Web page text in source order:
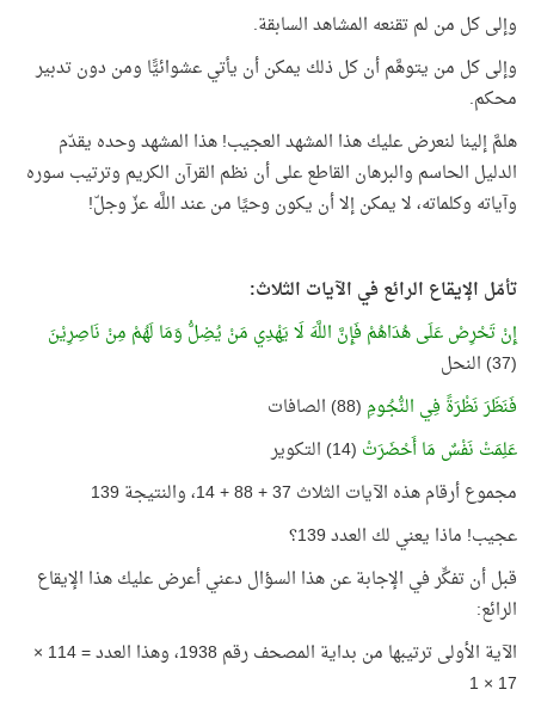
وإلى كل من لم تقنعه المشاهد السابقة.
وإلى كل من يتوهَّم أن كل ذلك يمكن أن يأتي عشوائيًّا ومن دون تدبير
محكم.
هلمَّ إلينا لنعرض عليك هذا المشهد العجيب! هذا المشهد وحده يقدّم
الدليل الحاسم والبرهان القاطع على أن نظم القرآن الكريم وترتيب سوره
وآياته وكلماته، لا يمكن إلا أن يكون وحيًا من عند اللَّه عزّ وجلّ!
تأمّل الإيقاع الرائع في الآيات الثلاث:
إِنْ تَحْرِصْ عَلَى هُدَاهُمْ فَإِنَّ اللَّهَ لَا يَهْدِي مَنْ يُضِلُّ وَمَا لَهُمْ مِنْ نَاصِرِيْنَ
(37) النحل
فَنَظَرَ نَظْرَةً فِي النُّجُومِ (88) الصافات
عَلِمَتْ نَفْسٌ مَا أَحْضَرَتْ (14) التكوير
مجموع أرقام هذه الآيات الثلاث 37 + 88 + 14، والنتيجة 139
عجيب! ماذا يعني لك العدد 139؟
قبل أن تفكِّر في الإجابة عن هذا السؤال دعني أعرض عليك هذا الإيقاع
الرائع:
الآية الأولى ترتيبها من بداية المصحف رقم 1938، وهذا العدد = 114 ×
17 × 1